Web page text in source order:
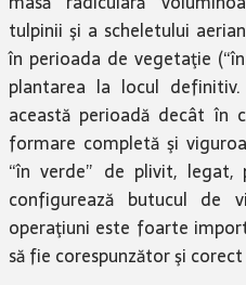
tulpinii şi a scheletului
în perioada de vegetaţie
plantarea la locul
această perioadă decât în
formare completă şi
“în verde” de plivit, legat,
configurează butucul de
operaţiuni este foarte
să fie corespunzător şi